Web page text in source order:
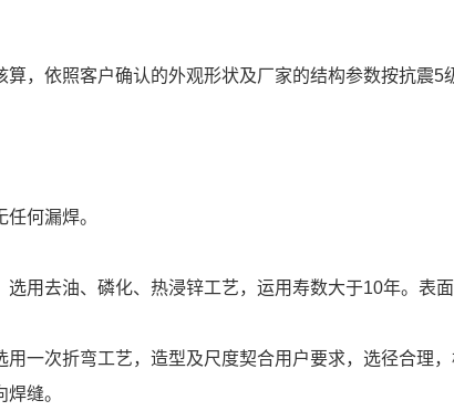
，依照客户确认的外观形状及厂家的结构参数按抗震5
何漏焊。
用去油、磷化、热浸锌工艺，运用寿数大于10年。表
用一次折弯工艺，造型及尺度契合用户要求，选径合理
缝。